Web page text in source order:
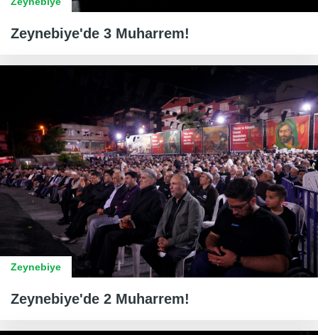
Zeynebiye'de 3 Muharrem!
Zeynebiye
Zeynebiye'de 2 Muharrem!